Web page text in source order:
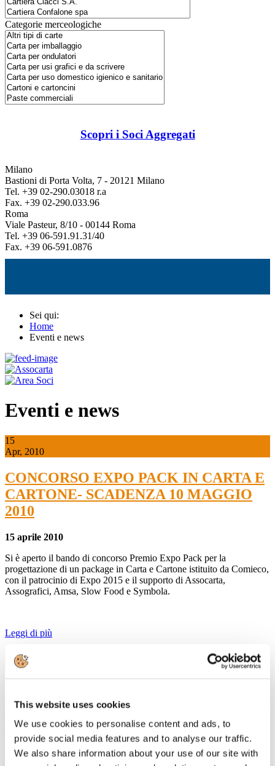
This website uses cookies
We use cookies to personalise content and ads, to
provide social media features and to analyse our traffic.
We also share information about your use of our site with
Categorie merceologiche
Scopri i Soci Aggregati
Milano
Bastioni di Porta Volta, 7 - 20121 Milano
Tel. +39 02-290.03018 r.a
Fax. +39 02-290.033.96
Roma
Viale Pasteur, 8/10 - 00144 Roma
Tel. +39 06-591.91.31/40
Fax. +39 06-591.0876
Sei qui:
Home
Eventi e news
Eventi e news
15
Apr, 2010
CONCORSO EXPO PACK IN CARTA E
CARTONE- SCADENZA 10 MAGGIO
2010
15 aprile 2010
Si è aperto il bando di concorso Premio Expo Pack per la
progettazione di un package in Carta e Cartone istituito da Comieco,
con il patrocinio di Expo 2015 e il supporto di Assocarta,
Assografici, Amsa, Slow Food e Symbola.
Leggi di più
Mar, 2010
GESTIONE DELLA SICUREZZA NEL
SETTORE CARTARIO"
29 marzo 2010